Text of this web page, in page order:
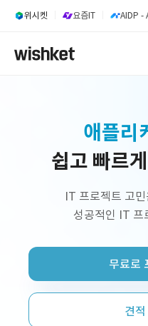
위시켓 요즘IT AIDP -
내부업
웹 서
AI 서
정부지원
프리랜
플
쇼
쉽고 빠르
IT 프로젝트 고
성공적인 IT 프
무료로
견